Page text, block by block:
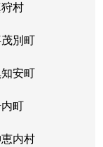
村
別町
安町
町
内村